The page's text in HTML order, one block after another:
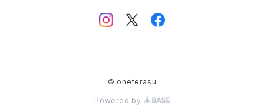
© oneterasu
Powered by